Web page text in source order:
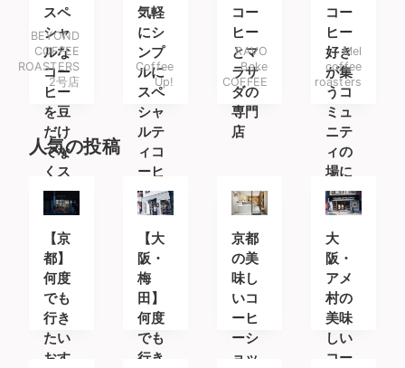
ヒー
ショ
ップ
楽し
みに
南船
場へ
ワイ
ンを
一
杯。
るカ
フェ
スペ
シャ
ルな
コー
ヒー
を豆
だけ
でな
くス
タン
ドで
も
BEYOND
COFFEE
ROASTERS
2号店
気軽
にシ
ンプ
ルに
スペ
シャ
ルテ
ィコ
ーヒ
ーを
Coffee
Up!
コー
ヒー
とマ
ラサ
ダの
専門
店
RAVO
Bake
COFFEE
コー
ヒー
好き
が集
うコ
ミュ
ニテ
ィの
場に
Mel
coffee
roasters
人気の投稿
【京
都】
何度
でも
行き
たい
おす
【大
阪・
梅
田】
何度
でも
行き
京都
の美
味し
いコ
ーヒ
ーシ
ョッ
大
阪・
アメ
村の
美味
しい
コー